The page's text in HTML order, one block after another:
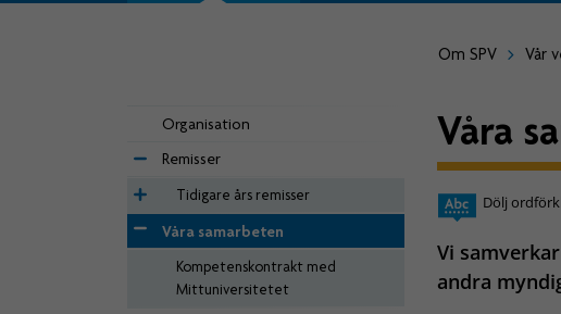
Om SPV Vår
Organisation
Remisser
Tidigare års remisser
Våra samarbeten
Kompetenskontrakt med
Mittuniversitetet
Våra
Dölj
Vi
andra